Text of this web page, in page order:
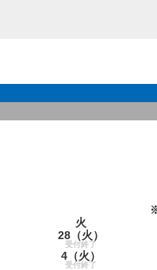
火
28 （火）
受付終了
4 （火）
受付終了